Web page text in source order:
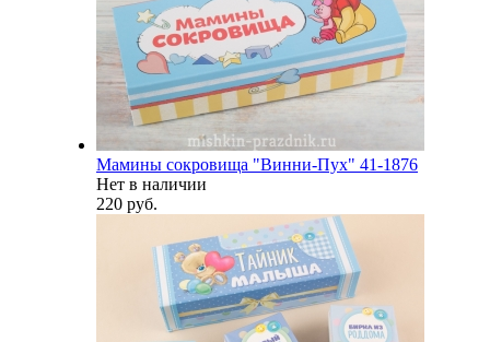
Мамины сокровища "Винни-Пух" 41-1876
Нет в наличии
220 руб.